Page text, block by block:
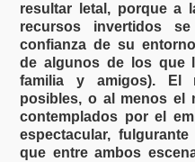
resultar letal, porque a
recursos invertidos
confianza de su
de algunos de los que
familia y amigos). El
posibles, o al menos el
contemplados por el
espectacular,
que entre ambos